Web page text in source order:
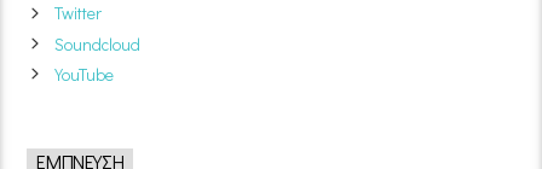
Twitter
Soundcloud
YouTube
ΈΜΠΝΕΥΣΗ